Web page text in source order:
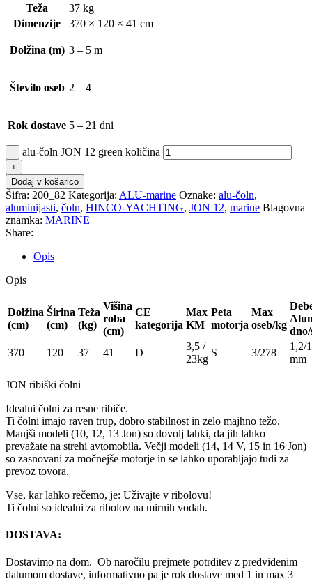
Teža
37 kg
Dimenzije
370 × 120 × 41 cm
Dolžina (m) 3 – 5 m
Število oseb 2 – 4
Rok dostave 5 – 21 dni
alu-čoln JON 12 green količina
Dodaj v košarico
Šifra: 200_82 Kategorija: ALU-marine Oznake: alu-čoln,
aluminijasti, čoln, HINCO-YACHTING, JON 12, marine Blagovna
znamka: MARINE
Share:
Opis
Opis
Dolžina
(cm)
Širina
(cm)
Teža
(kg)
Višina
roba
(cm)
CE
kategorija
Max
KM
Peta
motorja
Max
oseb/kg
370
120 37 41 D
3,5 /
23kg
S 3/278
1,2/
mm
JON ribiški čolni
Idealni čolni za resne ribiče.
Ti čolni imajo raven trup, dobro stabilnost in zelo majhno težo.
Manjši modeli (10, 12, 13 Jon) so dovolj lahki, da jih lahko
prevažate na strehi avtomobila. Večji modeli (14, 14 V, 15 in 16 Jon)
so zasnovani za močnejše motorje in se lahko uporabljajo tudi za
prevoz tovora.
Vse, kar lahko rečemo, je: Uživajte v ribolovu!
Ti čolni so idealni za ribolov na mirnih vodah.
DOSTAVA:
Dostavimo na dom. Ob naročilu prejmete potrditev z predvidenim
datumom dostave, informativno pa je rok dostave med 1 in max 3